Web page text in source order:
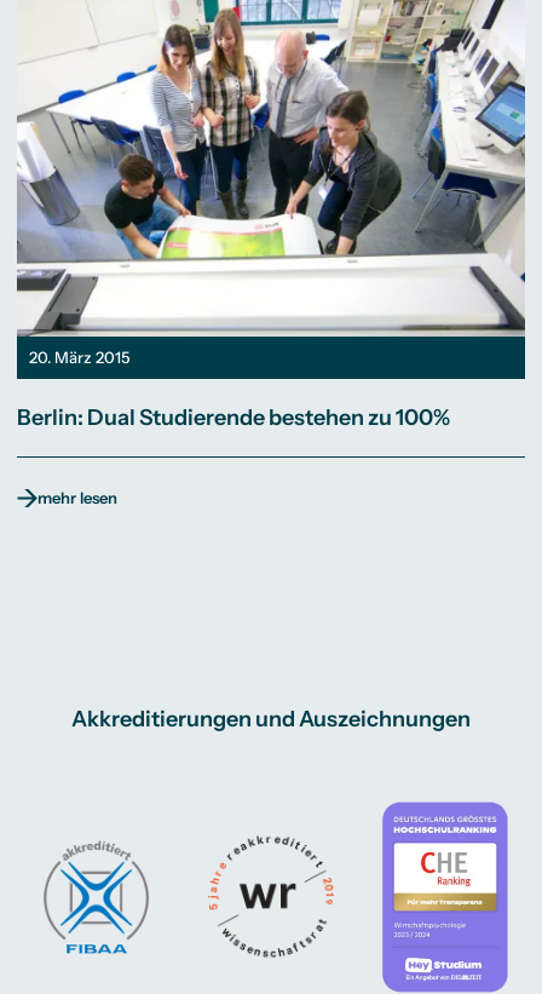
20. März 2015
Berlin: Dual Studierende bestehen zu 100%
mehr lesen
Akkreditierungen und Auszeichnungen